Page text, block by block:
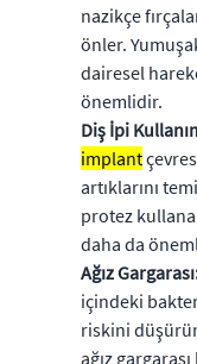
nazikçe
önler.
dairesel
önemlidir.
Diş İpi
implant
artıklarını
protez
daha da
Ağız
içindeki
riskini
ağız